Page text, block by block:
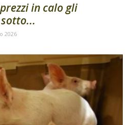
in calo gli
2026